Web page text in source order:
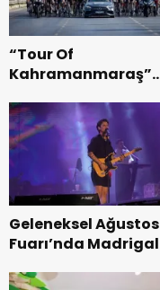
“Tour Of
Kahramanmaraş”
Bisikleti Turnuvası
Tamamlandı.
Geleneksel Ağustos
Fuarı’nda Madrigal